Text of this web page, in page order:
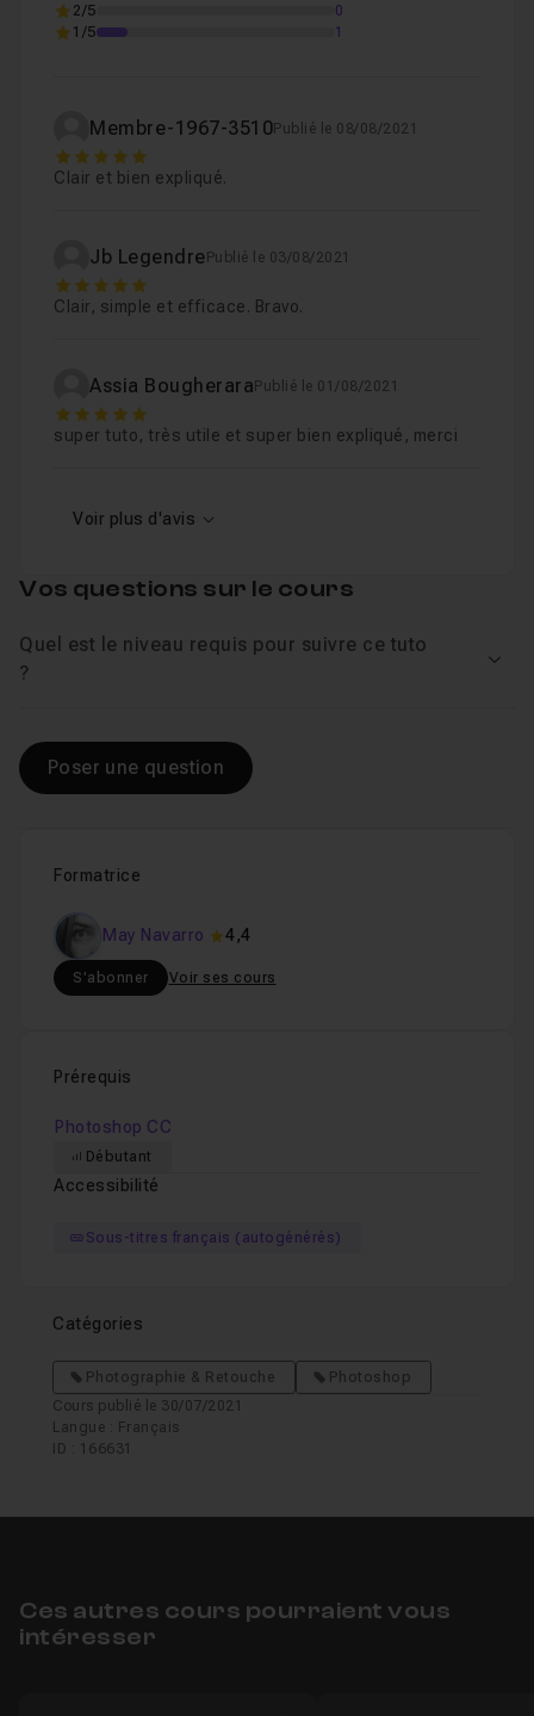
2/5
0
1/5
1
Membre-1967-3510Publié le 08/08/2021
5
Clair et bien expliqué.
Jb Legendre Publié le 03/08/2021
5
Clair, simple et efficace. Bravo.
Assia Bougherara Publié le 01/08/2021
5
super tuto, très utile et super bien expliqué, merci
Voir plus d'avis
Formatrice
May Navarro 4,4
S'abonner Voir ses cours
Prérequis
Photoshop CC
Débutant
Accessibilité
Sous-titres français (autogénérés)
Catégories
Photographie & Retouche
Photoshop
Cours publié le 30/07/2021
Langue : Français
ID : 166631
Vos questions sur le cours
Quel est le niveau requis pour suivre ce tuto
?
Poser une question
Ces autres cours pourraient vous
intéresser